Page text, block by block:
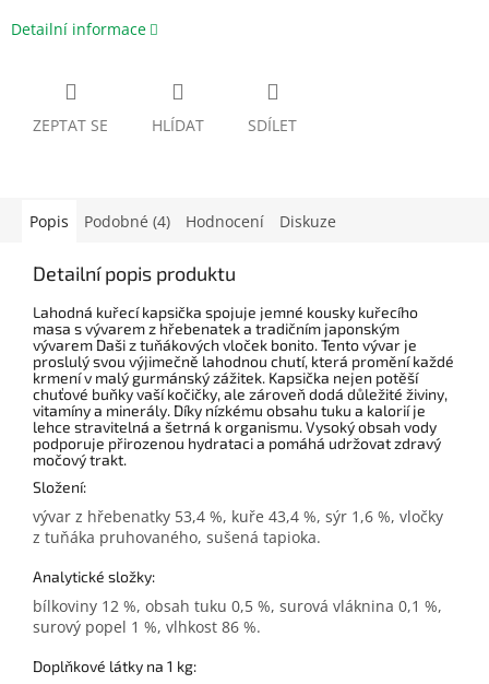
Detailní informace
ZEPTAT SE HLÍDAT SDÍLET
Popis Podobné (4) Hodnocení Diskuze
Detailní popis produktu
Lahodná kuřecí kapsička spojuje jemné kousky kuřecího
masa s vývarem z hřebenatek a tradičním japonským
vývarem Daši z tuňákových vloček bonito. Tento vývar je
proslulý svou výjimečně lahodnou chutí, která promění každé
krmení v malý gurmánský zážitek. Kapsička nejen potěší
chuťové buňky vaší kočičky, ale zároveň dodá důležité živiny,
vitamíny a minerály. Díky nízkému obsahu tuku a kalorií je
lehce stravitelná a šetrná k organismu. Vysoký obsah vody
podporuje přirozenou hydrataci a pomáhá udržovat zdravý
močový trakt.
Složení:
vývar z hřebenatky 53,4 %, kuře 43,4 %, sýr 1,6 %, vločky
z tuňáka pruhovaného, sušená tapioka.
Analytické složky:
bílkoviny 12 %, obsah tuku 0,5 %, surová vláknina 0,1 %,
surový popel 1 %, vlhkost 86 %.
Doplňkové látky na 1 kg: